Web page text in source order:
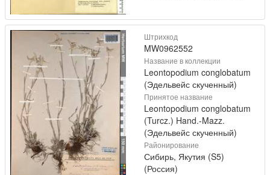
Штрихкод
MW0962552
Название в коллекции
Leontopodium conglobatum
(Эдельвейс скученный)
Принятое название
Leontopodium conglobatum
(Turcz.) Hand.-Mazz.
(Эдельвейс скученный)
Районирование
Сибирь, Якутия (S5)
(Россия)